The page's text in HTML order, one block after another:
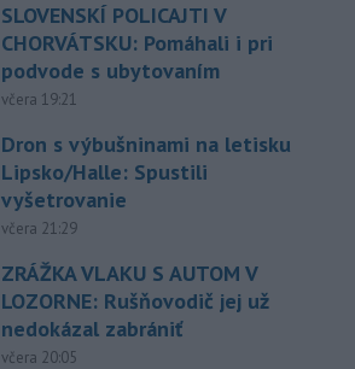
SLOVENSKÍ POLICAJTI V
CHORVÁTSKU: Pomáhali i pri
podvode s ubytovaním
včera 19:21
Dron s výbušninami na letisku
Lipsko/Halle: Spustili
vyšetrovanie
včera 21:29
ZRÁŽKA VLAKU S AUTOM V
LOZORNE: Rušňovodič jej už
nedokázal zabrániť
včera 20:05